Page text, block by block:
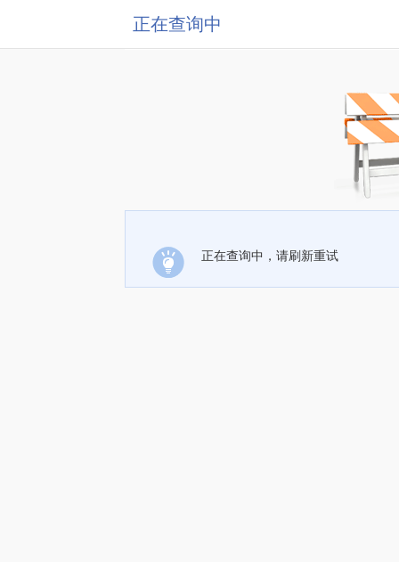
正在查询中
正在查询中，请刷新重试